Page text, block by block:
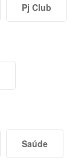
Pj Club
Saúde